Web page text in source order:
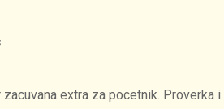
extra za pocetnik. Proverka i